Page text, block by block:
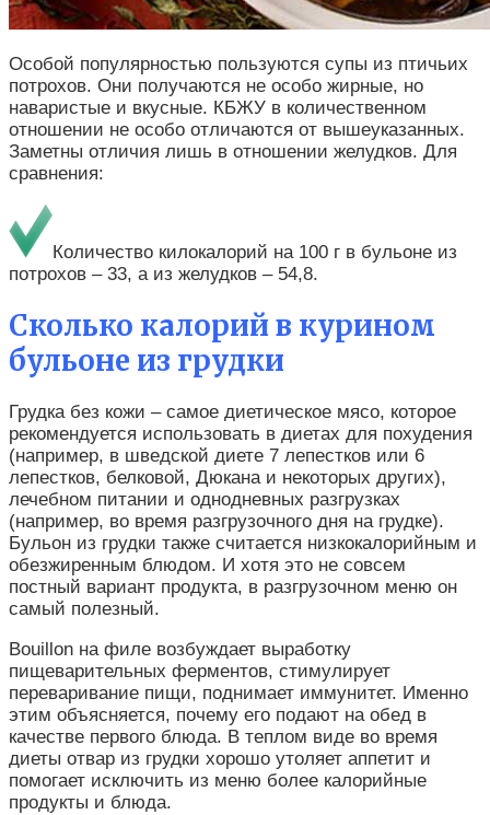
Особой популярностью пользуются супы из птичьих
потрохов. Они получаются не особо жирные, но
наваристые и вкусные. КБЖУ в количественном
отношении не особо отличаются от вышеуказанных.
Заметны отличия лишь в отношении желудков. Для
сравнения:
Количество килокалорий на 100 г в бульоне из
потрохов – 33, а из желудков – 54,8.
Сколько калорий в курином
бульоне из грудки
Грудка без кожи – самое диетическое мясо, которое
рекомендуется использовать в диетах для похудения
(например, в шведской диете 7 лепестков или 6
лепестков, белковой, Дюкана и некоторых других),
лечебном питании и однодневных разгрузках
(например, во время разгрузочного дня на грудке).
Бульон из грудки также считается низкокалорийным и
обезжиренным блюдом. И хотя это не совсем
постный вариант продукта, в разгрузочном меню он
самый полезный.
Вouillon на филе возбуждает выработку
пищеварительных ферментов, стимулирует
переваривание пищи, поднимает иммунитет. Именно
этим объясняется, почему его подают на обед в
качестве первого блюда. В теплом виде во время
диеты отвар из грудки хорошо утоляет аппетит и
помогает исключить из меню более калорийные
продукты и блюда.